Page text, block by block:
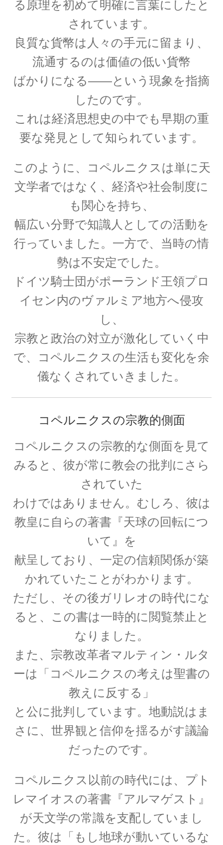
【反射熱と放射エネルギーと電気回路でそれぞ
れ法則を確立】
G・オーム
【抵抗値の単位｜オームの法則：E=RI】
【星の進化を考え、また原子核反応を考えた】
J・C・マクスウェル
【場の理論をまとめ、電磁波が光速
となる事を示した】
J・F・ジョリオ＝キューリー
【アルファ線を使いリン30を実現】
J・J・サクライ
J・J・トムソン
‗【電子の単位を明確にして同位体
を示した優れた実験家】
J・P・ジュール
【ジュールの法則｜熱の仕事当量の数値化】
J・R・マイヤー
【熱と仕事の変換｜エネルギーの概念の確立に
貢献】
J・チャドウィック
【中性子を発見しガン治療に応用｜マンハッタ
ン計画でのリーダー】
K・シュヴァルツシルト
‗【相対性理論から 重力場を記述したドイツ人｜シュヴァルツシルト
半径】
る原理を初めて明確に言葉にしたと
されています。
良質な貨幣は人々の手元に留まり、
流通するのは価値の低い貨幣
ばかりになる――という現象を指摘
したのです。
これは経済思想史の中でも早期の重
要な発見として知られています。
このように、コペルニクスは単に天
文学者ではなく、経済や社会制度に
も関心を持ち、
幅広い分野で知識人としての活動を
行っていました。一方で、当時の情
勢は不安定でした。
ドイツ騎士団がポーランド王領プロ
イセン内のヴァルミア地方へ侵攻
し、
宗教と政治の対立が激化していく中
で、コペルニクスの生活も変化を余
儀なくされていきました。
コペルニクスの宗教的側面
コペルニクスの宗教的な側面を見て
みると、彼が常に教会の批判にさら
されていた
わけではありません。むしろ、彼は
教皇に自らの著書『天球の回転につ
いて』を
献呈しており、一定の信頼関係が築
かれていたことがわかります。
ただし、その後ガリレオの時代にな
ると、この書は一時的に閲覧禁止と
なりました。
また、宗教改革者マルティン・ルタ
ーは「コペルニクスの考えは聖書の
教えに反する」
と公に批判しています。地動説はま
さに、世界観と信仰を揺るがす議論
だったのです。
コペルニクス以前の時代には、プト
レマイオスの著書『アルマゲスト』
が天文学の常識を支配していまし
た。彼は「もし地球が動いているな